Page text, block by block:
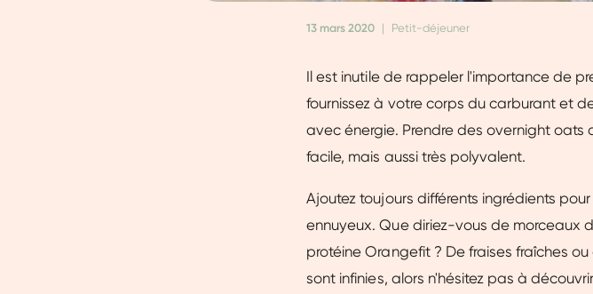
13 mars 2020 | Petit-déjeuner
Il est inutile de rappeler l'importance de
fournissez à votre corps du carburant et
avec énergie. Prendre des overnight
facile, mais aussi très polyvalent.
Ajoutez toujours différents ingrédients
ennuyeux. Que diriez-vous de morceaux
protéine Orangefit ? De fraises fraîches
sont infinies, alors n'hésitez pas à